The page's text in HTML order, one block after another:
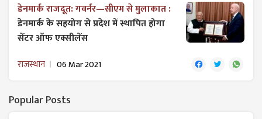
डेनमार्क राजदूत: गवर्नर—सीएम से मुलाकात :
डेनमार्क के सहयोग से प्रदेश में स्थापित होगा
सेंटर ऑफ एक्सीलेंस
राजस्थान 06 Mar 2021
Popular Posts